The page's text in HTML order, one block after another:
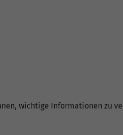
wichtige Informationen zu